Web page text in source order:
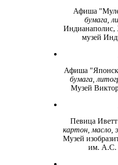
Афиша
бумага,
Индианаполис,
музей
Афиша
бумага,
Музей
Певица
картон, масло,
Музей
им. А.С.